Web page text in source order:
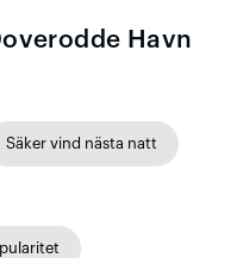
Havn
Säker vind nästa natt